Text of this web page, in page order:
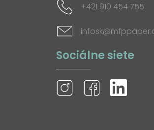
+421 910 454 755
Sociálne siete